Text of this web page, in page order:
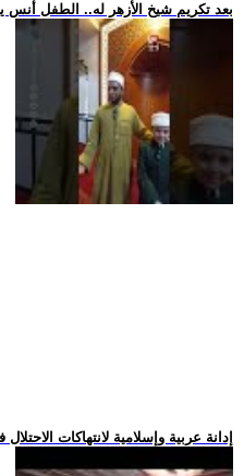
.. بعد تكريم شيخ الأزهر له.. الطفل أنس
.. إدانة عربية وإسلامية لانتهاكات